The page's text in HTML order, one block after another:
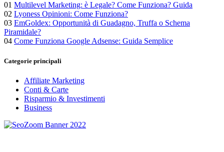
01 Multilevel Marketing: è Legale? Come Funziona? Guida
02 Lyoness Opinioni: Come Funziona?
03 EmGoldex: Opportunità di Guadagno, Truffa o Schema
Piramidale?
04 Come Funziona Google Adsense: Guida Semplice
Categorie principali
Affiliate Marketing
Conti & Carte
Risparmio & Investimenti
Business